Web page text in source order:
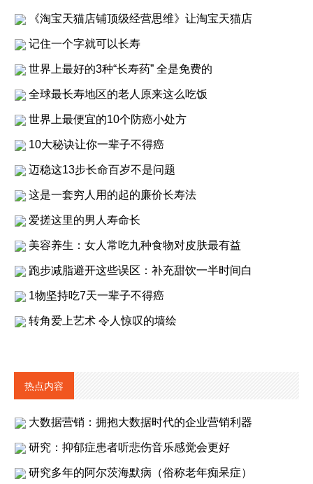
《淘宝天猫店铺顶级经营思维》让淘宝天猫店
记住一个字就可以长寿
世界上最好的3种“长寿药” 全是免费的
全球最长寿地区的老人原来这么吃饭
世界上最便宜的10个防癌小处方
10大秘诀让你一辈子不得癌
迈稳这13步长命百岁不是问题
这是一套穷人用的起的廉价长寿法
爱搓这里的男人寿命长
美容养生：女人常吃九种食物对皮肤最有益
跑步减脂避开这些误区：补充甜饮一半时间白
1物坚持吃7天一辈子不得癌
转角爱上艺术 令人惊叹的墙绘
热点内容
大数据营销：拥抱大数据时代的企业营销利器
研究：抑郁症患者听悲伤音乐感觉会更好
研究多年的阿尔茨海默病（俗称老年痴呆症）